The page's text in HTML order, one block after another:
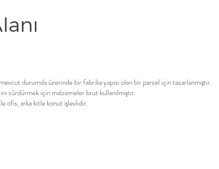
durumda üzerinde bir fabrika yapısı olan bir parsel için tasarlanmıştır.
sürdürmek için malzemeler brut kullanılmıştır.
ofis, arka kitle konut işlevlidir.